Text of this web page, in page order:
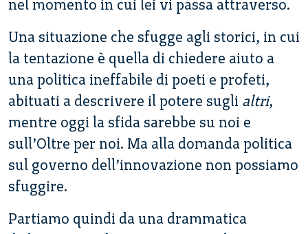
nel momento in cui lei vi passa attraverso.
Una situazione che sfugge agli storici, in cui
la tentazione è quella di chiedere aiuto a
una politica ineffabile di poeti e profeti,
abituati a descrivere il potere sugli altri,
mentre oggi la sfida sarebbe su noi e
sull’Oltre per noi. Ma alla domanda politica
sul governo dell’innovazione non possiamo
sfuggire.
Partiamo quindi da una drammatica